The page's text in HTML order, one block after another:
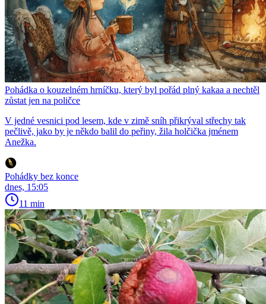
Pohádka o kouzelném hrníčku, který byl pořád plný kakaa a nechtěl
zůstat jen na poličce
V jedné vesnici pod lesem, kde v zimě sníh přikrýval střechy tak
pečlivě, jako by je někdo balil do peřiny, žila holčička jménem
Anežka.
Pohádky bez konce
dnes, 15:05
11 min